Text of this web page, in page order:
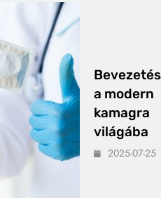
Bevezetés
a modern
kamagra
világába
2025-07-25